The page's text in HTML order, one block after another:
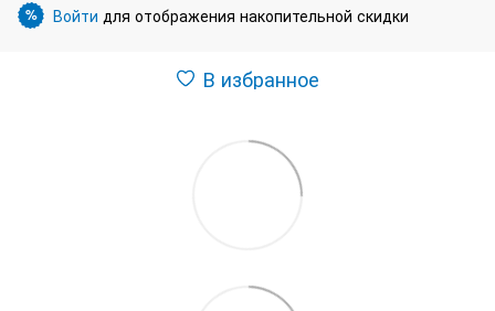
% Войти для отображения накопительной скидки
В избранное